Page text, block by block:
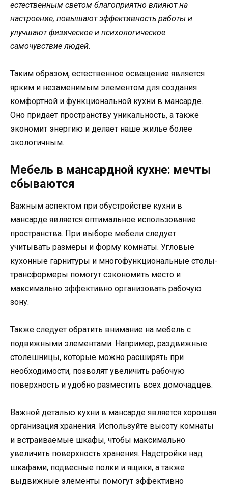
естественным светом благоприятно влияют на
настроение, повышают эффективность работы и
улучшают физическое и психологическое
самочувствие людей.
Таким образом, естественное освещение является
ярким и незаменимым элементом для создания
комфортной и функциональной кухни в мансарде.
Оно придает пространству уникальность, а также
экономит энергию и делает наше жилье более
экологичным.
Мебель в мансардной кухне: мечты
сбываются
Важным аспектом при обустройстве кухни в
мансарде является оптимальное использование
пространства. При выборе мебели следует
учитывать размеры и форму комнаты. Угловые
кухонные гарнитуры и многофункциональные столы-
трансформеры помогут сэкономить место и
максимально эффективно организовать рабочую
зону.
Также следует обратить внимание на мебель с
подвижными элементами. Например, раздвижные
столешницы, которые можно расширять при
необходимости, позволят увеличить рабочую
поверхность и удобно разместить всех домочадцев.
Важной деталью кухни в мансарде является хорошая
организация хранения. Используйте высоту комнаты
и встраиваемые шкафы, чтобы максимально
увеличить поверхность хранения. Надстройки над
шкафами, подвесные полки и ящики, а также
выдвижные элементы помогут эффективно